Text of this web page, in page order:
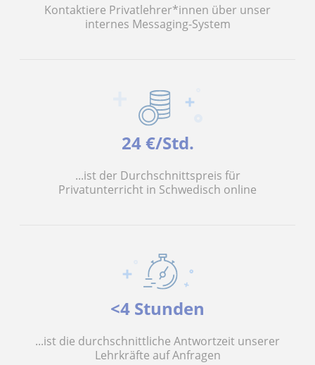
Kontaktiere Privatlehrer*innen über unser
internes Messaging-System
24 €/Std.
...ist der Durchschnittspreis für
Privatunterricht in Schwedisch online
<4 Stunden
...ist die durchschnittliche Antwortzeit unserer
Lehrkräfte auf Anfragen